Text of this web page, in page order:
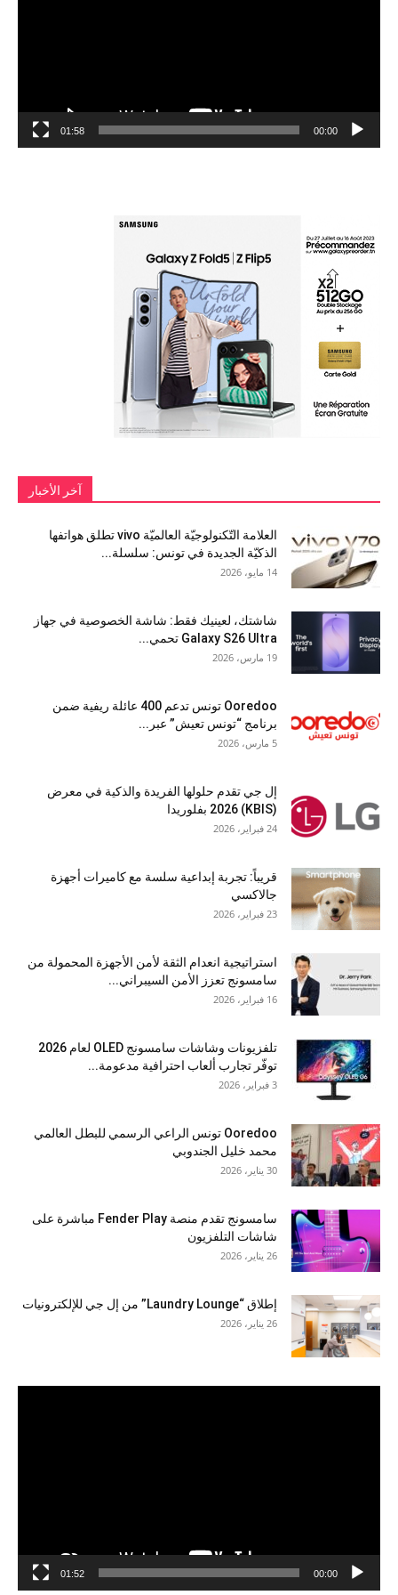
00:00
01:58
آخر الأخبار
العلامة التّكنولوجيّة العالميّة vivo تطلق هواتفها
الذكيّة الجديدة في تونس: سلسلة...
14 مايو، 2026
شاشتك، لعينيك فقط: شاشة الخصوصية في جهاز
Galaxy S26 Ultra تحمي...
19 مارس، 2026
Ooredoo تونس تدعم 400 عائلة ريفية ضمن
برنامج “تونس تعيش” عبر...
5 مارس، 2026
إل جي تقدم حلولها الفريدة والذكية في معرض
(KBIS) 2026 بفلوريدا
24 فبراير، 2026
قريباً: تجربة إبداعية سلسة مع كاميرات أجهزة
جالاكسي
23 فبراير، 2026
استراتيجية انعدام الثقة لأمن الأجهزة المحمولة من
سامسونج تعزز الأمن السيبراني...
16 فبراير، 2026
تلفزيونات وشاشات سامسونج OLED لعام 2026
توفّر تجارب ألعاب احترافية مدعومة...
3 فبراير، 2026
Ooredoo تونس الراعي الرسمي للبطل العالمي
محمد خليل الجندوبي
30 يناير، 2026
سامسونج تقدم منصة Fender Play مباشرة على
شاشات التلفزيون
26 يناير، 2026
إطلاق “Laundry Lounge” من إل جي للإلكترونيات
26 يناير، 2026
00:00
01:52